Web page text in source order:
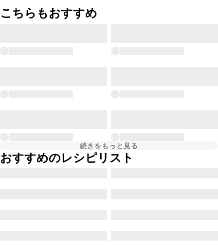
こちらもおすすめ
続きをもっと見る
おすすめのレシピリスト